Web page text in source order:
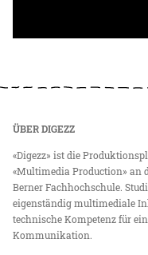
ÜBER DIGEZZ
«Digezz» ist die
«Multimedia Production» an
Berner Fachhochschule.
eigenständig multimediale
technische Kompetenz für
Kommunikation.